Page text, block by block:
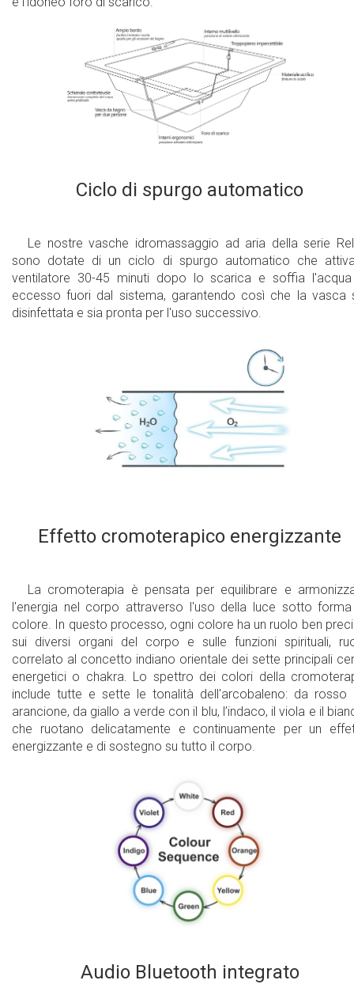
Garanzia di 2 anni sul sistema di massaggio ad
220V Europei / internazionali con certificati CE
/ TUV o sistemi di 110V statunitensi con
certificato UL
Ciclo di spurgo automatico
Le nostre vasche idromassaggio ad aria della serie
sono dotate di un ciclo di spurgo automatico che
ventilatore 30-45 minuti dopo lo scarica e soffia
eccesso fuori dal sistema, garantendo così che la vasca
disinfettata e sia pronta per l'uso successivo.
Effetto cromoterapico energizzante
La cromoterapia è pensata per equilibrare e
l'energia nel corpo attraverso l'uso della luce sotto
colore. In questo processo, ogni colore ha un ruolo ben
sui diversi organi del corpo e sulle funzioni spirituali,
correlato al concetto indiano orientale dei sette principali
energetici o chakra. Lo spettro dei colori della
include tutte e sette le tonalità dell'arcobaleno: da rosso
arancione, da giallo a verde con il blu, l’indaco, il viola e il
che ruotano delicatamente e continuamente per un
energizzante e di sostegno su tutto il corpo.
Audio Bluetooth integrato